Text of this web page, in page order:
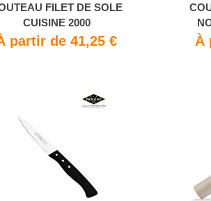
FILET DE SOLE
CUISINE 2000
partir de 41,25 € À